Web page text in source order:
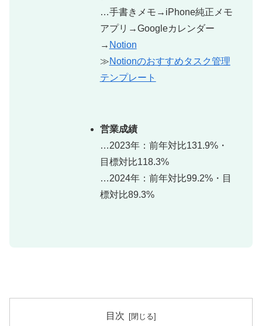
…手書きメモ→iPhone純正メモ
アプリ→Googleカレンダー
→ Notion
≫Notionのおすすめタスク管理
テンプレート
営業成績
…2023年：前年対比131.9%・
目標対比118.3%
…2024年：前年対比99.2%・目
標対比89.3%
目次